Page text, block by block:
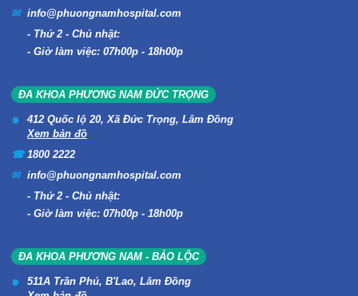
info@phuongnamhospital.com
Thứ 2 - Chủ nhật:
Giờ làm việc: 07h00p - 18h00p
ĐA KHOA PHƯƠNG NAM ĐỨC TRỌNG
412 Quốc lộ 20, Xã Đức Trọng, Lâm Đồng
Xem bản đồ
1800 2222
info@phuongnamhospital.com
Thứ 2 - Chủ nhật:
Giờ làm việc: 07h00p - 18h00p
ĐA KHOA PHƯƠNG NAM - BẢO LỘC
511A Trần Phú, B'Lao, Lâm Đồng